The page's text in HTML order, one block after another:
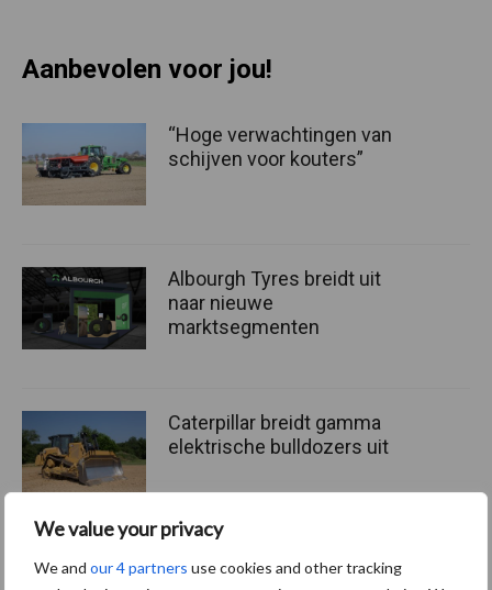
We value your privacy
We and our 4 partners use cookies and other tracking
Aanbevolen voor jou!
“Hoge verwachtingen van
schijven voor kouters”
Albourgh Tyres breidt uit
naar nieuwe
marktsegmenten
Caterpillar breidt gamma
elektrische bulldozers uit